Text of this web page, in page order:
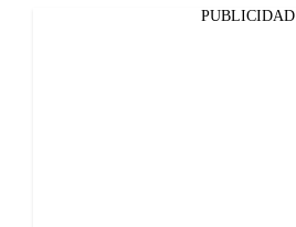
PUBLICIDAD